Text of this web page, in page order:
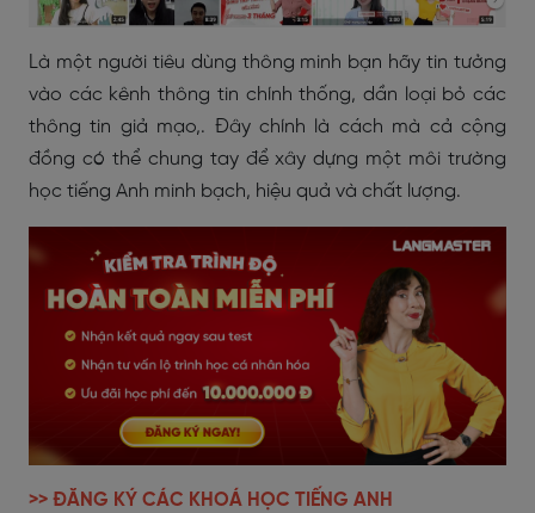
Là một người tiêu dùng thông minh bạn hãy tin tưởng
vào các kênh thông tin chính thống, dần loại bỏ các
thông tin giả mạo,. Đây chính là cách mà cả cộng
đồng có thể chung tay để xây dựng một môi trường
học tiếng Anh minh bạch, hiệu quả và chất lượng.
>> ĐĂNG KÝ CÁC KHOÁ HỌC TIẾNG ANH